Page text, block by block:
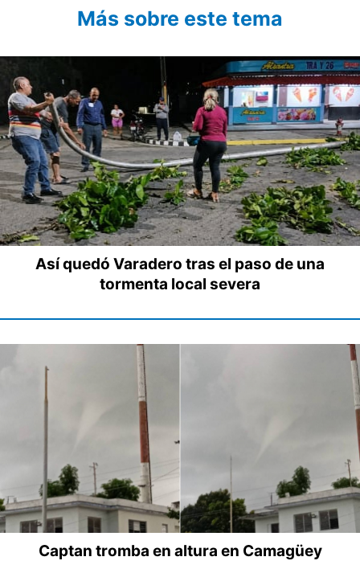
Más sobre este tema
Así quedó Varadero tras el paso de una
tormenta local severa
Captan tromba en altura en Camagüey